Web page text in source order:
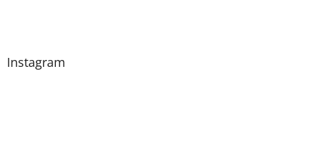
Instagram